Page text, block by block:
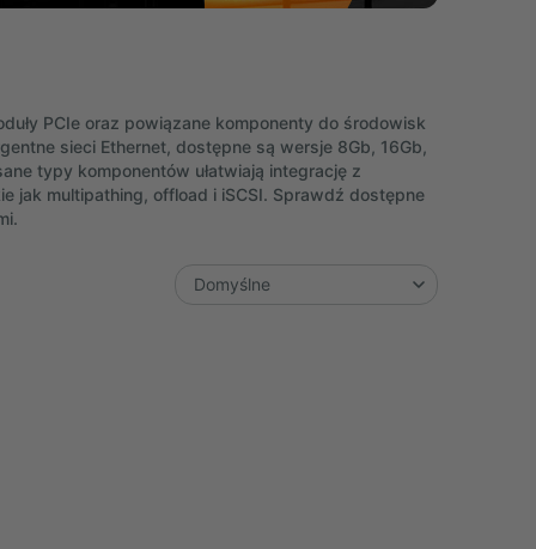
PCIe oraz powiązane komponenty do środowisk
sieci Ethernet, dostępne są wersje 8Gb, 16Gb,
typy komponentów ułatwiają integrację z
jak multipathing, offload i iSCSI. Sprawdź dostępne